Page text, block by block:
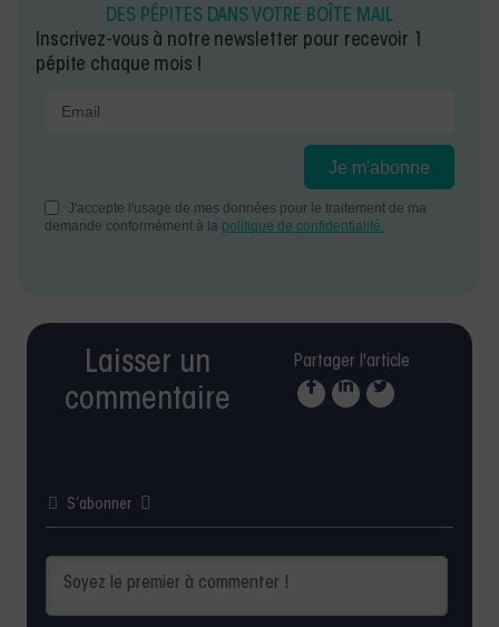
DES PÉPITES DANS VOTRE BOÎTE MAIL
Inscrivez-vous à notre newsletter pour recevoir 1
pépite chaque mois !
Laisser un
commentaire
Partager l'article
S’abonner